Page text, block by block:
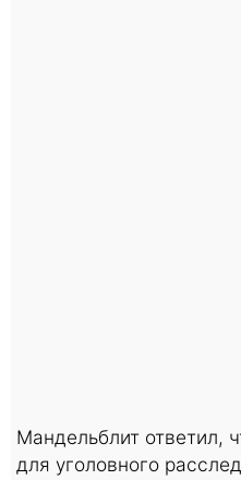
Мандельблит ответил,
для уголовного